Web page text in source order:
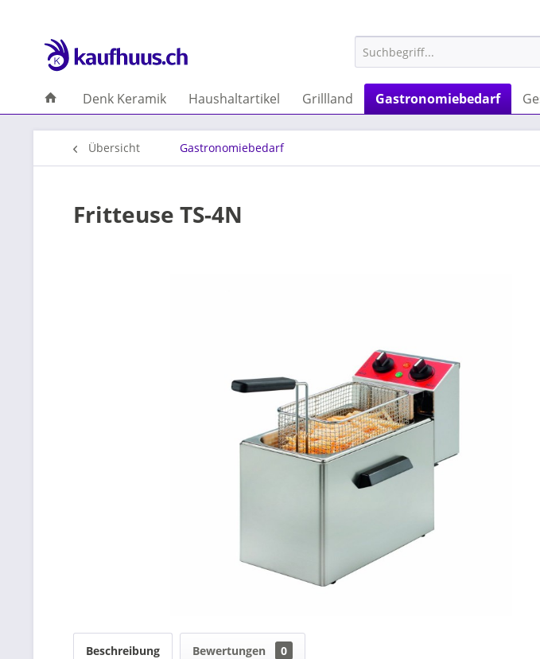
Denk Keramik Haushaltartikel Grillland Gastronomiebedarf
Übersicht Gastronomiebedarf
Fritteuse TS-4N
Beschreibung Bewertungen 0